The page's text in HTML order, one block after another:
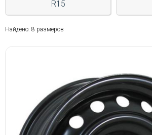
R15
Найдено: 8 размеров